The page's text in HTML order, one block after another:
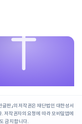
글판」의 저작권은 재단법인 대한성서
저작권자의 요청에 따라 모바일앱에
금지합니다.